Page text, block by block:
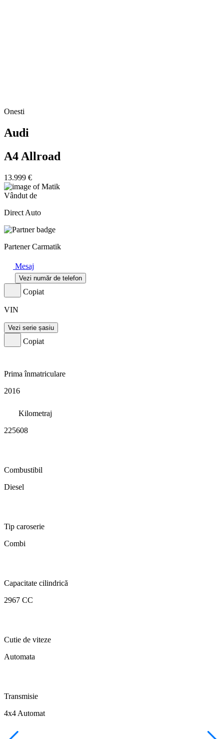
Onesti
Audi
A4 Allroad
13.999 €
Vândut de
Direct Auto
Partener Carmatik
Mesaj
Vezi număr de telefon
Copiat
VIN
Vezi serie șasiu
Copiat
Prima înmatriculare
2016
Kilometraj
225608
Combustibil
Diesel
Tip caroserie
Combi
Capacitate cilindrică
2967 CC
Cutie de viteze
Automata
Transmisie
4x4 Automat